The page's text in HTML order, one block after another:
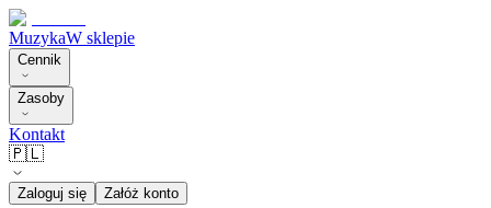
MuzykaW sklepie
Cennik
Zasoby
Kontakt
🇵🇱
Zaloguj się Załóż konto